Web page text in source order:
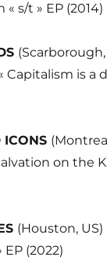
s/t » EP (2014)
(Scarborough,
Capitalism is a
ICONS
on the
(Houston, US)
(2022)